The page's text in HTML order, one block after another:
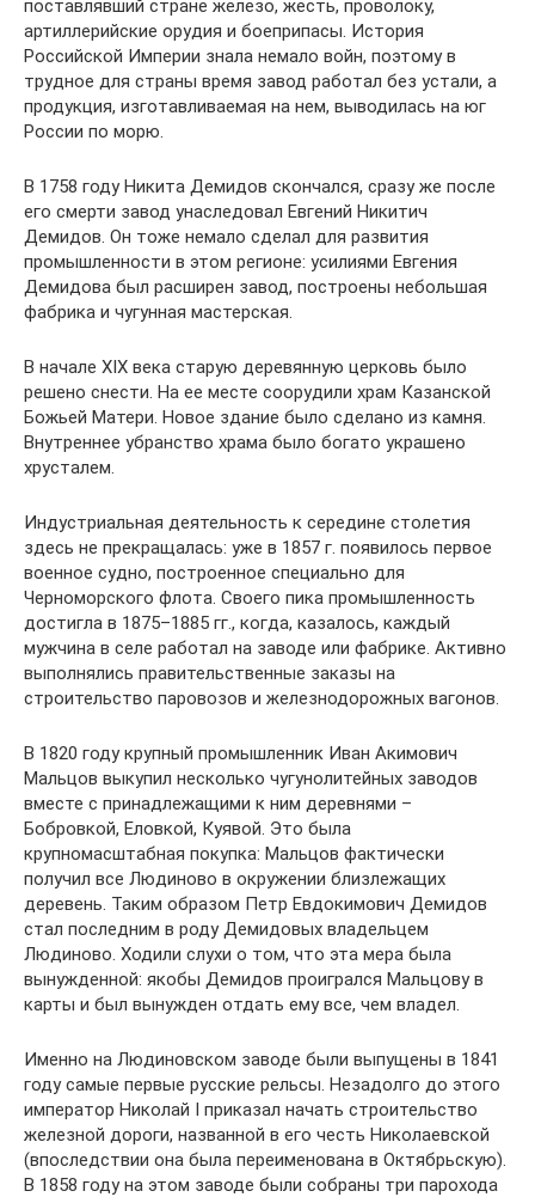
поставлявший стране железо, жесть, проволоку,
артиллерийские орудия и боеприпасы. История
Российской Империи знала немало войн, поэтому в
трудное для страны время завод работал без устали, а
продукция, изготавливаемая на нем, выводилась на юг
России по морю.
В 1758 году Никита Демидов скончался, сразу же после
его смерти завод унаследовал Евгений Никитич
Демидов. Он тоже немало сделал для развития
промышленности в этом регионе: усилиями Евгения
Демидова был расширен завод, построены небольшая
фабрика и чугунная мастерская.
В начале XIX века старую деревянную церковь было
решено снести. На ее месте соорудили храм Казанской
Божьей Матери. Новое здание было сделано из камня.
Внутреннее убранство храма было богато украшено
хрусталем.
Индустриальная деятельность к середине столетия
здесь не прекращалась: уже в 1857 г. появилось первое
военное судно, построенное специально для
Черноморского флота. Своего пика промышленность
достигла в 1875–1885 гг., когда, казалось, каждый
мужчина в селе работал на заводе или фабрике. Активно
выполнялись правительственные заказы на
строительство паровозов и железнодорожных вагонов.
В 1820 году крупный промышленник Иван Акимович
Мальцов выкупил несколько чугунолитейных заводов
вместе с принадлежащими к ним деревнями –
Бобровкой, Еловкой, Куявой. Это была
крупномасштабная покупка: Мальцов фактически
получил все Людиново в окружении близлежащих
деревень. Таким образом Петр Евдокимович Демидов
стал последним в роду Демидовых владельцем
Людиново. Ходили слухи о том, что эта мера была
вынужденной: якобы Демидов проигрался Мальцову в
карты и был вынужден отдать ему все, чем владел.
Именно на Людиновском заводе были выпущены в 1841
году самые первые русские рельсы. Незадолго до этого
император Николай I приказал начать строительство
железной дороги, названной в его честь Николаевской
(впоследствии она была переименована в Октябрьскую).
В 1858 году на этом заводе были собраны три парохода